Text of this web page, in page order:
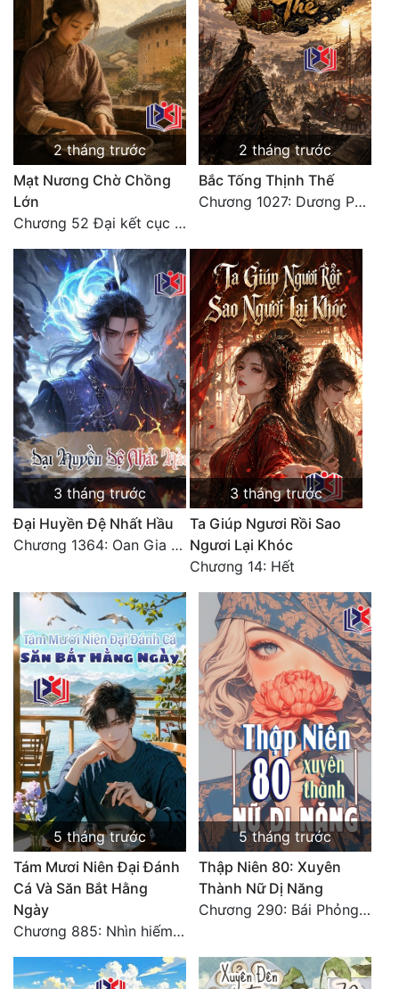
2 tháng trước
Mạt Nương Chờ Chồng
Lớn
Chương 52 Đại kết cục (2)
2 tháng trước
Bắc Tống Thịnh Thế
Chương 1027: Dương Phàm! Viễn Hàng!
3 tháng trước
Đại Huyền Đệ Nhất Hầu
Chương 1364: Oan Gia Ngõ Hẹp
3 tháng trước
Ta Giúp Ngươi Rồi Sao
Ngươi Lại Khóc
Chương 14: Hết
5 tháng trước
Tám Mươi Niên Đại Đánh
Cá Và Săn Bắt Hằng
Ngày
Chương 885: Nhìn hiếm lạ
5 tháng trước
Thập Niên 80: Xuyên
Thành Nữ Dị Năng
Chương 290: Bái Phỏng Viên Gia